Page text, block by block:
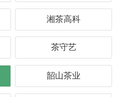
湘茶高科
茶守艺
韶山茶业